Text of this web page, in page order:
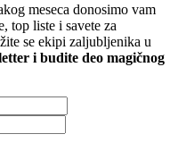
meseca donosimo vam
top liste i savete za
se ekipi zaljubljenika u
i budite deo magičnog